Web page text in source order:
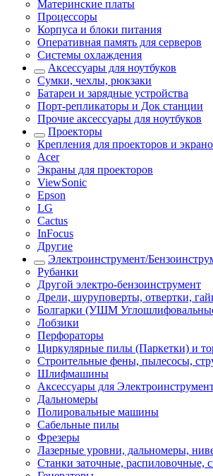
Материнские платы
Процессоры
Корпуса и блоки питания
Оперативная память для серверов
Системы охлаждения
Аксессуары для ноутбуков
Сумки, чехлы, рюкзаки
Батареи и зарядные устройства
Порт-репликаторы и Док станции
Прочие аксессуары для ноутбуков
Проекторы
Крепления для проекторов и
Acer
Экраны для проекторов
ViewSonic
Epson
LG
Cactus
InFocus
Другие
Электроинструмент/
Рубанки
Другой электро-бензоинструмент
Дрели, шуруповерты, отвертки,
Болгарки (УШМ
Лобзики
Перфораторы
Циркулярные пилы (Паркетки) и
Строительные фены, пылесосы,
Шлифмашины
Аксессуары для
Дальномеры
Полировальные машины
Сабельные пилы
Фрезеры
Лазерные уровни, дальномеры,
Станки заточные, распиловочные,